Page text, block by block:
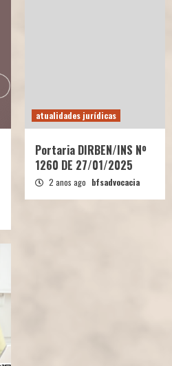
atualidades jurídicas
Portaria DIRBEN/INS Nº
1260 DE 27/01/2025
2 anos ago bfsadvocacia